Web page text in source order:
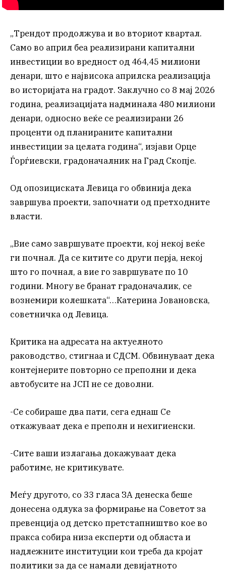
„Трендот продолжува и во вториот квартал.
Само во април беа реализирани капитални
инвестиции во вредност од 464,45 милиони
денари, што е највисока априлска реализација
во историјата на градот. Заклучно со 8 мај 2026
година, реализацијата надминала 480 милиони
денари, односно веќе се реализирани 26
проценти од планираните капитални
инвестиции за целата година“, изјави Орце
Ѓорѓиевски, градоначалник на Град Скопје.
Од опозициската Левица го обвинија дека
завршува проекти, започнати од претходните
власти.
„Вие само завршувате проекти, кој некој веќе
ги почнал. Да се китите со други перја, некој
што го почнал, а вие го завршувате по 10
години. Многу ве бранат градоначалик, се
вознемири колешката“…Катерина Јовановска,
советничка од Левица.
Критика на адресата на актуелното
раководство, стигнаа и СДСМ. Обвинуваат дека
контејнерите повторно се преполни и дека
автобусите на ЈСП не се доволни.
-Се собираше два пати, сега еднаш Се
откажуваат дека е преполн и нехигиенски.
-Сите ваши излагања докажуваат дека
работиме, не критикувате.
Меѓу другото, со 33 гласа ЗА денеска беше
донесена одлука за формирање на Советот за
превенција од детско претстапништво кое во
пракса собира низа експерти од областа и
надлежните институции кои треба да кројат
политики за да се намали девијатното